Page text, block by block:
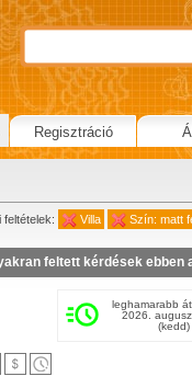
feltételek: Villa Szín: matt
feltett kérdések ebben
leghamarabb
2026.
(kedd)
Regisztráció